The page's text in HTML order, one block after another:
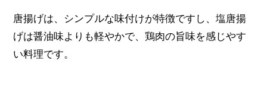
唐揚げは、シンプルな味付けが特徴ですし、塩唐揚
げは醤油味よりも軽やかで、鶏肉の旨味を感じやす
い料理です。